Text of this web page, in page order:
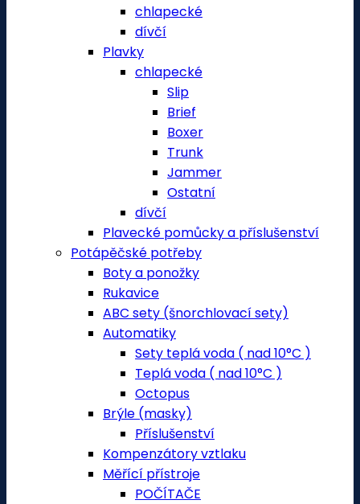
chlapecké
dívčí
Plavky
chlapecké
Slip
Brief
Boxer
Trunk
Jammer
Ostatní
dívčí
Plavecké pomůcky a příslušenství
Potápěčské potřeby
Boty a ponožky
Rukavice
ABC sety (šnorchlovací sety)
Automatiky
Sety teplá voda ( nad 10°C )
Teplá voda ( nad 10°C )
Octopus
Brýle (masky)
Příslušenství
Kompenzátory vztlaku
Měřící přístroje
POČÍTAČE